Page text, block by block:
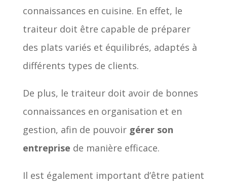
connaissances en cuisine. En effet, le
traiteur doit être capable de préparer
des plats variés et équilibrés, adaptés à
différents types de clients.
De plus, le traiteur doit avoir de bonnes
connaissances en organisation et en
gestion, afin de pouvoir gérer son
entreprise de manière efficace.
Il est également important d’être patient